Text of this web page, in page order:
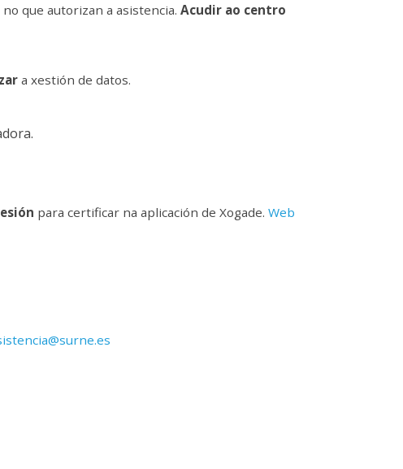
no que autorizan a asistencia. Acudir ao centro
a xestión de datos.
para certificar na aplicación de Xogade. Web
s